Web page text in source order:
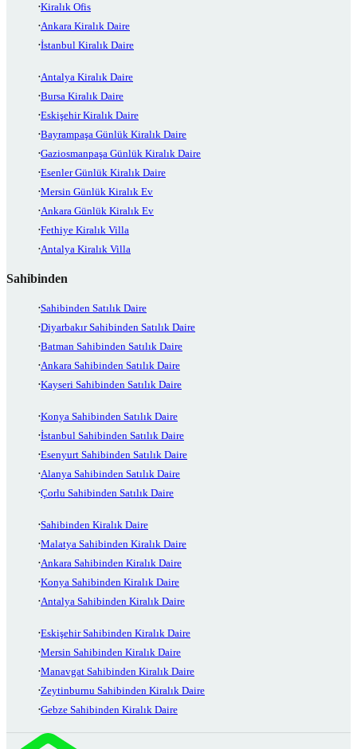
Kiralık Ofis
Ankara Kiralık Daire
İstanbul Kiralık Daire
Antalya Kiralık Daire
Bursa Kiralık Daire
Eskişehir Kiralık Daire
Bayrampaşa Günlük Kiralık Daire
Gaziosmanpaşa Günlük Kiralık Daire
Esenler Günlük Kiralık Daire
Mersin Günlük Kiralık Ev
Ankara Günlük Kiralık Ev
Fethiye Kiralık Villa
Antalya Kiralık Villa
Sahibinden
Sahibinden Satılık Daire
Diyarbakır Sahibinden Satılık Daire
Batman Sahibinden Satılık Daire
Ankara Sahibinden Satılık Daire
Kayseri Sahibinden Satılık Daire
Konya Sahibinden Satılık Daire
İstanbul Sahibinden Satılık Daire
Esenyurt Sahibinden Satılık Daire
Alanya Sahibinden Satılık Daire
Çorlu Sahibinden Satılık Daire
Sahibinden Kiralık Daire
Malatya Sahibinden Kiralık Daire
Ankara Sahibinden Kiralık Daire
Konya Sahibinden Kiralık Daire
Antalya Sahibinden Kiralık Daire
Eskişehir Sahibinden Kiralık Daire
Mersin Sahibinden Kiralık Daire
Manavgat Sahibinden Kiralık Daire
Zeytinburnu Sahibinden Kiralık Daire
Gebze Sahibinden Kiralık Daire